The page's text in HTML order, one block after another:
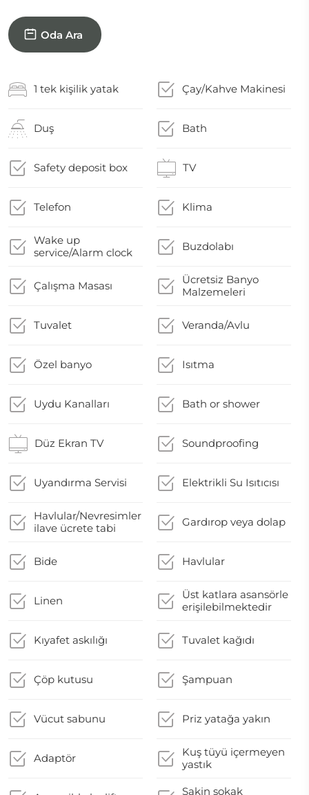
Oda Ara
1 tek kişilik yatak Çay/Kahve Makinesi
Duş Bath
Safety deposit box TV
Telefon Klima
Wake up
service/Alarm clock
Buzdolabı
Çalışma Masası
Ücretsiz Banyo
Malzemeleri
Tuvalet Veranda/Avlu
Özel banyo Isıtma
Uydu Kanalları Bath or shower
Düz Ekran TV Soundproofing
Uyandırma Servisi Elektrikli Su Isıtıcısı
Havlular/Nevresimler
ilave ücrete tabi
Gardırop veya dolap
Bide Havlular
Linen
Üst katlara asansörle
erişilebilmektedir
Kıyafet askılığı Tuvalet kağıdı
Çöp kutusu Şampuan
Vücut sabunu Priz yatağa yakın
Adaptör
Kuş tüyü içermeyen
yastık
Sakin sokak